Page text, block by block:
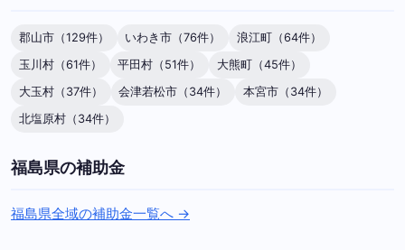
郡山市（129件） いわき市（76件）
浪江町（64件）
玉川村（61件）
平田村（51件）
大熊町（45件）
大玉村（37件）
会津若松市（34件）
本宮市（34件）
北塩原村（34件）
福島県の補助金
福島県全域の補助金一覧へ →